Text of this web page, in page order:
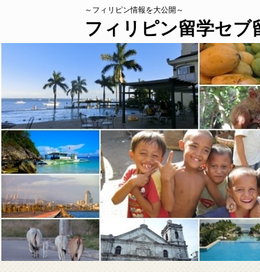
～フィリピン情報を大公開～
フィリピン留学セ